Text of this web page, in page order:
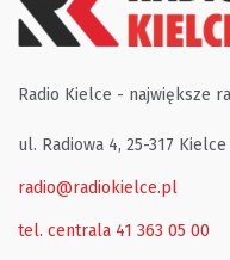
Radio Kielce - największe
ul. Radiowa 4, 25-317 Kielce
radio@radiokielce.pl
tel. centrala 41 363 05 00